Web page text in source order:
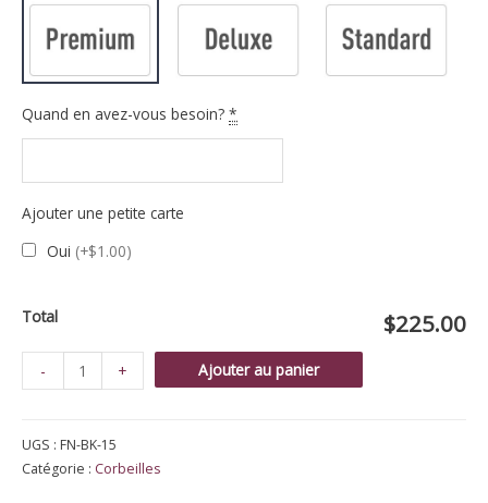
Quand en avez-vous besoin? *
Ajouter une petite carte
Oui (+$1.00)
Total $225.00
-
de
teinte
mauve
+ Ajouter au panier
UGS : FN-BK-15
Catégorie : Corbeilles